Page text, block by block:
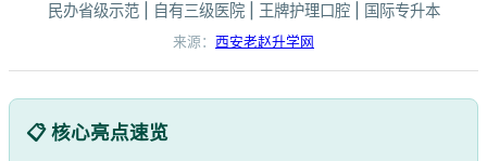
民办省级示范 | 自有三级医院 | 王牌护理口腔 | 国际专升本
来源： 西安老赵升学网
📋 核心亮点速览